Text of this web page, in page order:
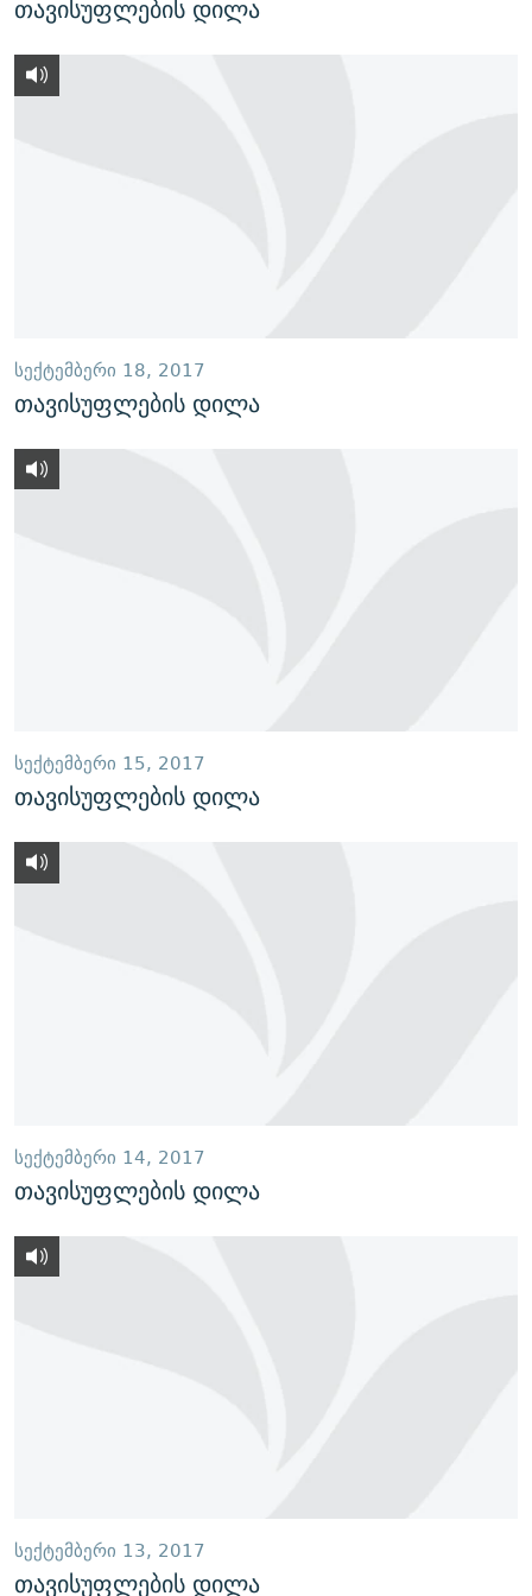
თავისუფლების დილა
ᲡᲔᲥᲢᲔᲛᲑᲔᲠᲘ 18, 2017
თავისუფლების დილა
ᲡᲔᲥᲢᲔᲛᲑᲔᲠᲘ 15, 2017
თავისუფლების დილა
ᲡᲔᲥᲢᲔᲛᲑᲔᲠᲘ 14, 2017
თავისუფლების დილა
ᲡᲔᲥᲢᲔᲛᲑᲔᲠᲘ 13, 2017
თავისუფლების დილა